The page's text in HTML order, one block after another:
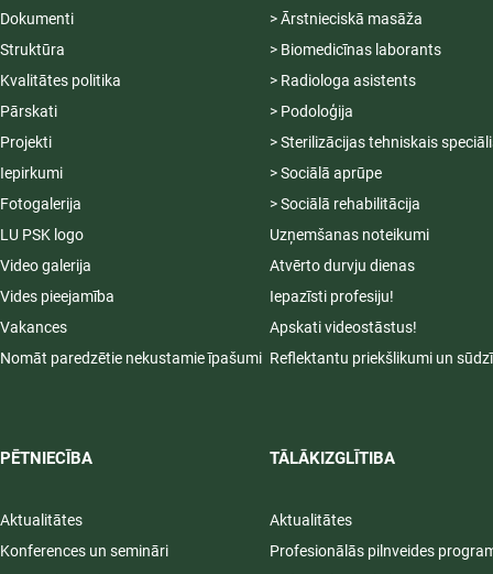
Dokumenti
Struktūra
Kvalitātes politika
Pārskati
Projekti
Iepirkumi
Fotogalerija
LU PSK logo
Video galerija
Vides pieejamība
Vakances
Nomāt paredzētie nekustamie īpašumi
PĒTNIECĪBA
Aktualitātes
Konferences un semināri
> Ārstnieciskā masāža
> Biomedicīnas laborants
> Radiologa asistents
> Podoloģija
> Sterilizācijas tehniskais
> Sociālā aprūpe
> Sociālā rehabilitācija
Uzņemšanas noteikumi
Atvērto durvju dienas
Iepazīsti profesiju!
Apskati videostāstus!
Reflektantu priekšlikumi un
TĀLĀKIZGLĪTIBA
Aktualitātes
Profesionālās pilnveides